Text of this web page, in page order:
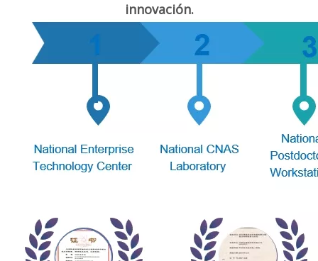
innovación.